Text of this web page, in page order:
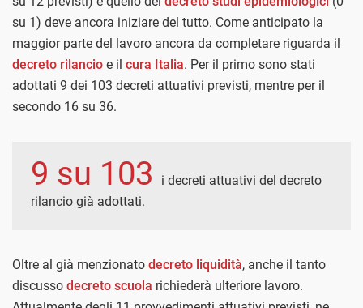
su 1) deve ancora iniziare del tutto. Come anticipato la
maggior parte del lavoro ancora da completare riguarda il
decreto rilancio e il cura Italia. Per il primo sono stati
adottati 9 dei 103 decreti attuativi previsti, mentre per il
secondo 16 su 36.
9 su 103
i decreti attuativi del decreto
rilancio già adottati.
Oltre al già menzionato decreto liquidità, anche il tanto
discusso decreto scuola richiederà ulteriore lavoro.